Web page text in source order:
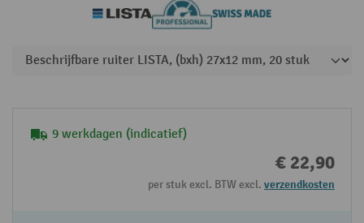
9 werkdagen (indicatief)
€ 22,90
per stuk excl. BTW excl. verzendkosten